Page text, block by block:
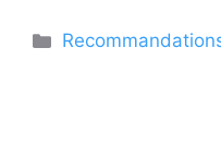
Catégories